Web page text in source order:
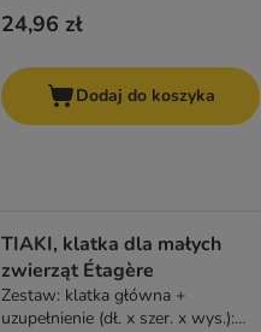
24,96 zł
Dodaj do koszyka
TIAKI, klatka dla małych
zwierząt Étagère
Zestaw: klatka główna +
uzupełnienie (dł. x szer. x wys.):